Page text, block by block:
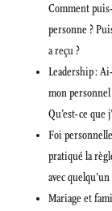
Comment
personne ?
a reçu ?
Leadership :
mon
Qu’est-ce que
Foi
pratiqué la
avec quelqu’un
Mariage et